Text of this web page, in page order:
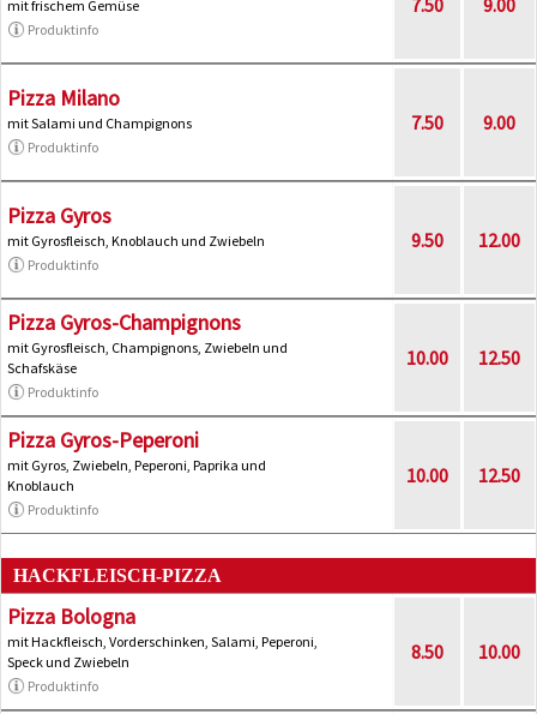
mit frischem Gemüse
Produktinfo
Pizza Milano
mit Salami und Champignons
Produktinfo
7.50 9.00
Pizza Gyros
mit Gyrosfleisch, Knoblauch und Zwiebeln
Produktinfo
9.50 12.00
Pizza Gyros-Champignons
mit Gyrosfleisch, Champignons, Zwiebeln und
Schafskäse
Produktinfo
10.00 12.50
Pizza Gyros-Peperoni
mit Gyros, Zwiebeln, Peperoni, Paprika und
Knoblauch
Produktinfo
10.00 12.50
HACKFLEISCH-PIZZA
Pizza Bologna
mit Hackfleisch, Vorderschinken, Salami, Peperoni,
Speck und Zwiebeln
Produktinfo
8.50 10.00